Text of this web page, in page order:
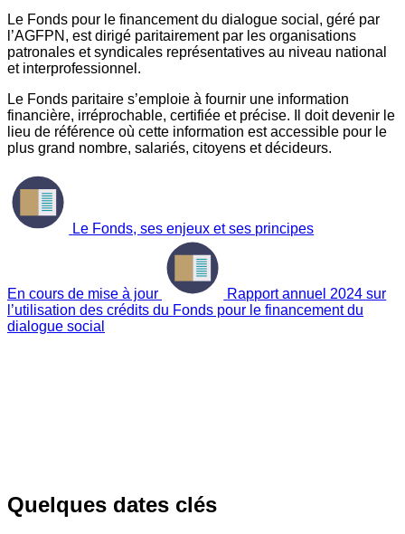
Le Fonds pour le financement du dialogue social, géré par
l’AGFPN, est dirigé paritairement par les organisations
patronales et syndicales représentatives au niveau national
et interprofessionnel.
Le Fonds paritaire s’emploie à fournir une information
financière, irréprochable, certifiée et précise. Il doit devenir le
lieu de référence où cette information est accessible pour le
plus grand nombre, salariés, citoyens et décideurs.
Le Fonds, ses enjeux et ses principes
En cours de mise à jour
Rapport annuel 2024 sur
l’utilisation des crédits du Fonds pour le financement du
dialogue social
Quelques dates clés